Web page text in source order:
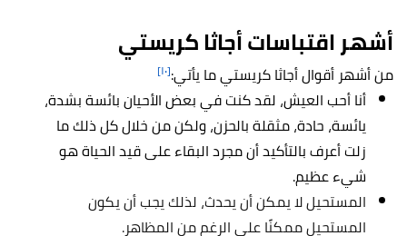
أشهر اقتباسات أجاثا كريستي
من أشهر أقوال أجاثا كريستي ما يأتي:[١٠]
أنا أحب العيش، لقد كنت في بعض الأحيان بائسة بشدة،
يائسة، حادة، مثقلة بالحزن، ولكن من خلال كل ذلك ما
زلت أعرف بالتأكيد أن مجرد البقاء على قيد الحياة هو
شيء عظيم.
المستحيل لا يمكن أن يحدث، لذلك يجب أن يكون
المستحيل ممكنًا على الرغم من المظاهر.